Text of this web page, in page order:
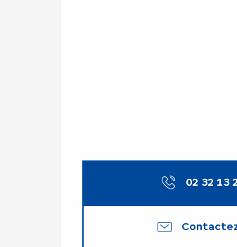
02 32 13